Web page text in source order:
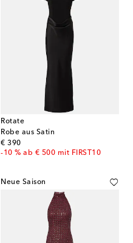
Rotate
Robe aus Satin
€ 390
original price
-10 % ab € 500 mit FIRST10
Neue Saison